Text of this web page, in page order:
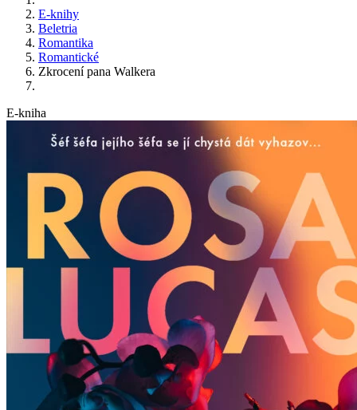
E-knihy
Beletria
Romantika
Romantické
Zkrocení pana Walkera
E-kniha